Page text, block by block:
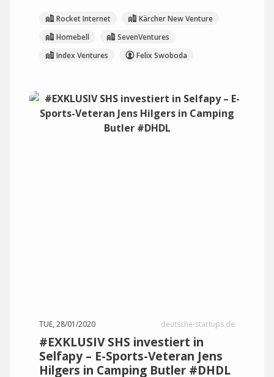
Rocket Internet
Kärcher New Venture
Homebell
SevenVentures
Index Ventures
Felix Swoboda
TUE, 28/01/2020 deutsche-startups.de
#EXKLUSIV SHS investiert in
Selfapy – E-Sports-Veteran Jens
Hilgers in Camping Butler #DHDL